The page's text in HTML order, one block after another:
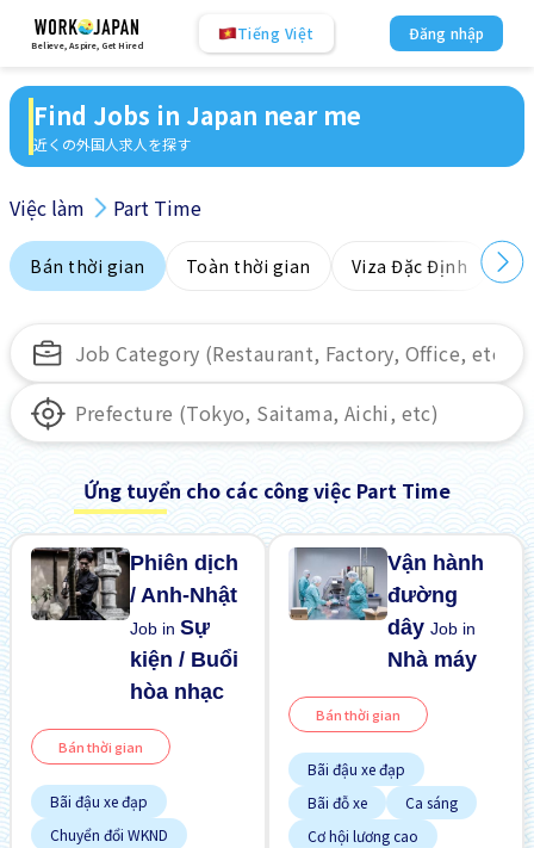
Believe, Aspire, Get Hired
Tiếng Việt Đăng nhập
Find Jobs in Japan near me
近くの外国人求人を探す
Việc làm Part Time
Bán thời gian Toàn thời gian Viza Đặc Định
Ứng tuyển cho các công việc Part Time
Phiên dịch
/ Anh-Nhật
Job inSự
kiện / Buổi
hòa nhạc
Bán thời gian
Bãi đậu xe đạp
Chuyển đổi WKND
Vận hành
đường
dâyJob in
Nhà máy
Bán thời gian
Bãi đậu xe đạp
Bãi đỗ xe
Ca sáng
Cơ hội lương cao